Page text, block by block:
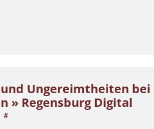
und Ungereimtheiten
» Regensburg Digital
#